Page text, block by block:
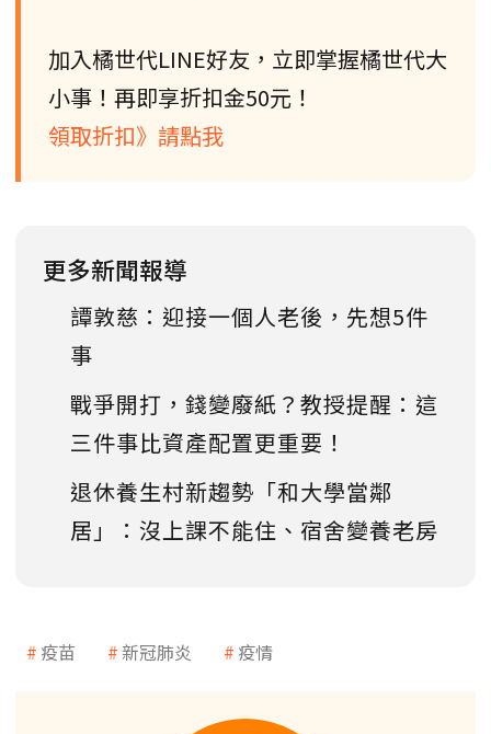
加入橘世代LINE好友，立即掌握橘世代大
小事！再即享折扣金50元！
領取折扣》請點我
更多新聞報導
譚敦慈：迎接一個人老後，先想5件
事
戰爭開打，錢變廢紙？教授提醒：這
三件事比資產配置更重要！
退休養生村新趨勢「和大學當鄰
居」：沒上課不能住、宿舍變養老房
疫苗 新冠肺炎 疫情